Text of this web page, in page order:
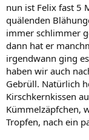
e
r
nun ist Felix fast 5
quälenden
immer schlimmer
dann hat er
irgendwann ging
haben wir auch
Gebrüll. Natürlich
Kirschkernkissen
Kümmelzäpfchen,
Tropfen, nach ein